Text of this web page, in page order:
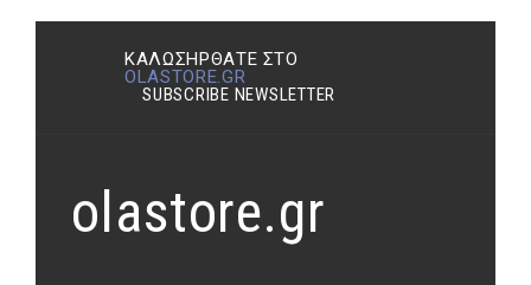
ΚΑΛΩΣΉΡΘΑΤΕ ΣΤΟ
OLASTORE.GR
SUBSCRIBE NEWSLETTER
olastore.gr